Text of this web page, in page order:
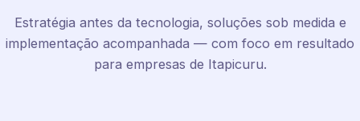
Estratégia antes da tecnologia, soluções sob medida e
implementação acompanhada — com foco em resultado
para empresas de Itapicuru.